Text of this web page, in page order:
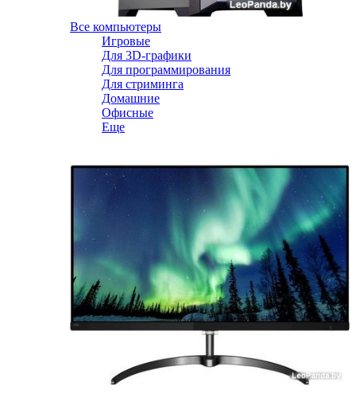
Все компьютеры
Игровые
Для 3D-графики
Для программирования
Для стриминга
Домашние
Офисные
Еще